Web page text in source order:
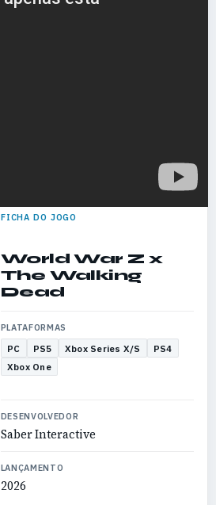
FICHA DO JOGO
World War Z x
The Walking
Dead
PLATAFORMAS
PC PS5 Xbox Series X/S
PS4
Xbox One
DESENVOLVEDOR
Saber Interactive
LANÇAMENTO
2026